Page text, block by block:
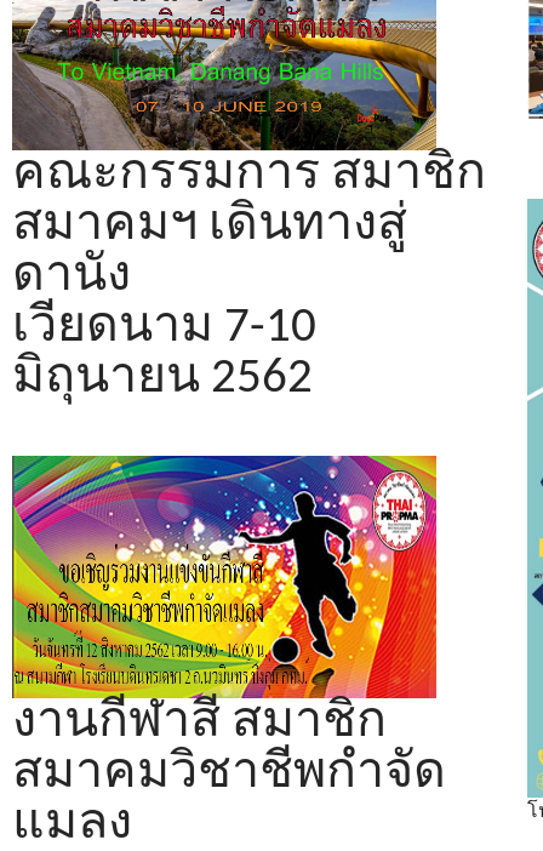
คณะกรรมการ สมาชิก
สมาคมฯ เดินทางสู่
ดานัง
เวียดนาม 7-10
มิถุนายน 2562
งานกีฬาสี สมาชิก
สมาคมวิชาชีพกำจัด
แมลง
โ